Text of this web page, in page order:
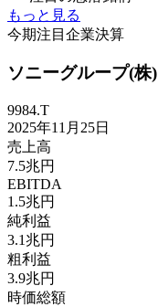
もっと見る
今期注目企業決算
ソニーグループ(株)
9984.T
2025年11月25日
売上高
7.5兆円
EBITDA
1.5兆円
純利益
3.1兆円
粗利益
3.9兆円
時価総額